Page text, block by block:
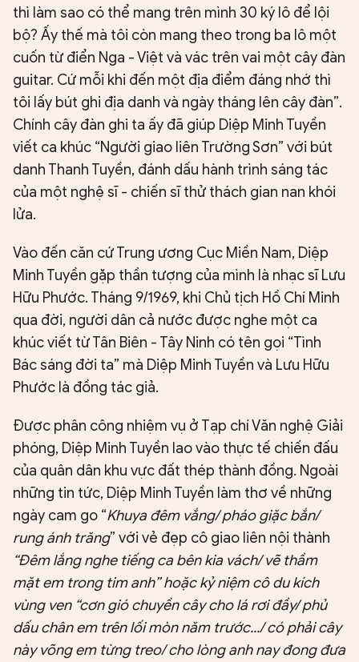
thì làm sao có thể mang trên mình 30 ký lô để lội
bộ? Ấy thế mà tôi còn mang theo trong ba lô một
cuốn từ điển Nga - Việt và vác trên vai một cây đàn
guitar. Cứ mỗi khi đến một địa điểm đáng nhớ thì
tôi lấy bút ghi địa danh và ngày tháng lên cây đàn”.
Chính cây đàn ghi ta ấy đã giúp Diệp Minh Tuyền
viết ca khúc “Người giao liên Trường Sơn” với bút
danh Thanh Tuyền, đánh dấu hành trình sáng tác
của một nghệ sĩ - chiến sĩ thử thách gian nan khói
lửa.
Vào đến căn cứ Trung ương Cục Miền Nam, Diệp
Minh Tuyền gặp thần tượng của mình là nhạc sĩ Lưu
Hữu Phước. Tháng 9/1969, khi Chủ tịch Hồ Chí Minh
qua đời, người dân cả nước được nghe một ca
khúc viết từ Tân Biên - Tây Ninh có tên gọi “Tình
Bác sáng đời ta” mà Diệp Minh Tuyền và Lưu Hữu
Phước là đồng tác giả.
Được phân công nhiệm vụ ở Tạp chí Văn nghệ Giải
phóng, Diệp Minh Tuyền lao vào thực tế chiến đấu
của quân dân khu vực đất thép thành đồng. Ngoài
những tin tức, Diệp Minh Tuyền làm thơ về những
ngày cam go “Khuya đêm vắng/ pháo giặc bắn/
rung ánh trăng” với vẻ đẹp cô giao liên nội thành
“Đêm lắng nghe tiếng ca bên kia vách/ vẽ thầm
mặt em trong tim anh” hoặc kỷ niệm cô du kích
vùng ven “cơn gió chuyền cây cho lá rơi đầy/ phủ
dấu chân em trên lối mòn năm trước.../ có phải cây
này võng em từng treo/ cho lòng anh nay đong đưa